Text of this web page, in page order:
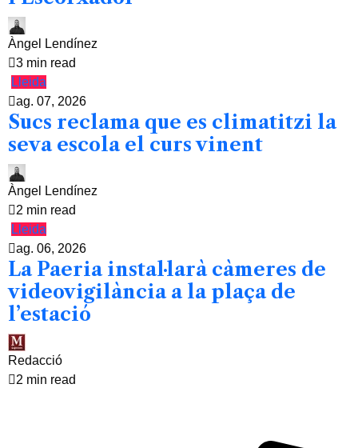
Àngel Lendínez
3 min read
Lleida
ag. 07, 2026
Sucs reclama que es climatitzi la
seva escola el curs vinent
Àngel Lendínez
2 min read
Lleida
ag. 06, 2026
La Paeria instal·larà càmeres de
videovigilància a la plaça de
l’estació
Redacció
2 min read